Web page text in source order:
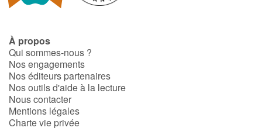
À propos
Qui sommes-nous ?
Nos engagements
Nos éditeurs partenaires
Nos outils d'aide à la lecture
Nous contacter
Mentions légales
Charte vie privée